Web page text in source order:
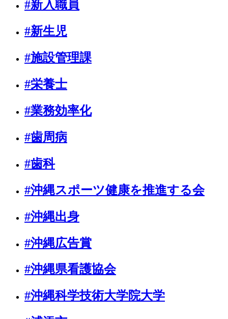
#新入職員
#新生児
#施設管理課
#栄養士
#業務効率化
#歯周病
#歯科
#沖縄スポーツ健康を推進する会
#沖縄出身
#沖縄広告賞
#沖縄県看護協会
#沖縄科学技術大学院大学